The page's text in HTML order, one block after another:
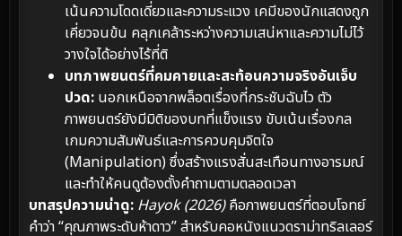
เน้นความโดดเดี่ยวและความระแวง เคมีของนักแสดงถูก
เคี่ยวจนข้น คลุกเคล้าระหว่างความเสน่หาและความไม่ไว้
วางใจได้อย่างไร้ที่ติ
บทภาพยนตร์ที่คมคายและสะท้อนความจริงอันเจ็บ
ปวด: นอกเหนือจากพล็อตเรื่องที่กระชับฉับไว ตัว
ภาพยนตร์ยังมีมิติของบทที่แข็งแรง ขับเน้นเรื่องกล
เกมความสัมพันธ์และการควบคุมจิตใจ
(Manipulation) ซึ่งสร้างแรงสั่นสะเทือนทางอารมณ์
และทำให้คนดูต้องตั้งคำถามตามตลอดเวลา
บทสรุปความน่าดู: Hayok (2026)คือภาพยนตร์ที่ตอบโจทย์
คำว่า “คุณภาพระดับห้าดาว” สำหรับคอหนังแนวดราม่าทริลเลอร์